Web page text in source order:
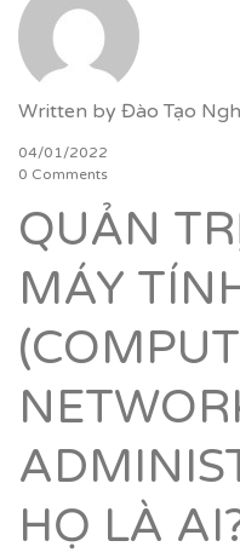
Written by Đào Tạo
04/01/2022
0 Comments
QUẢN
MÁY
HỌ LÀ